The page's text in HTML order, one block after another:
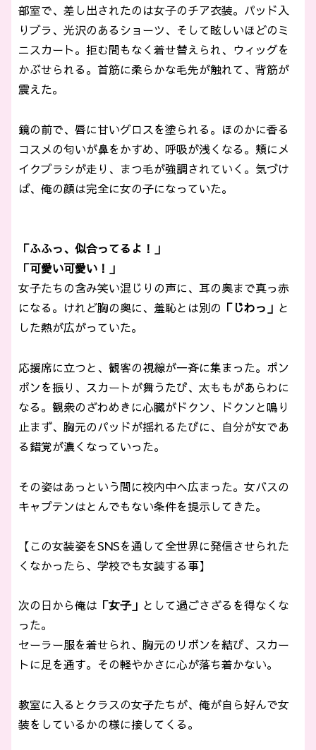
部室で、差し出されたのは女子のチア衣装。パッド入
りブラ、光沢のあるショーツ、そして眩しいほどのミ
ニスカート。拒む間もなく着せ替えられ、ウィッグを
かぶせられる。首筋に柔らかな毛先が触れて、背筋が
震えた。
鏡の前で、唇に甘いグロスを塗られる。ほのかに香る
コスメの匂いが鼻をかすめ、呼吸が浅くなる。頬にメ
イクブラシが走り、まつ毛が強調されていく。気づけ
ば、俺の顔は完全に女の子になっていた。
「ふふっ、似合ってるよ！」
「可愛い可愛い！」
女子たちの含み笑い混じりの声に、耳の奥まで真っ赤
になる。けれど胸の奥に、羞恥とは別の 「じわっ」 と
した熱が広がっていた。
応援席に立つと、観客の視線が一斉に集まった。ポン
ポンを振り、スカートが舞うたび、太ももがあらわに
なる。観衆のざわめきに心臓がドクン、ドクンと鳴り
止まず、胸元のパッドが揺れるたびに、自分が女であ
る錯覚が濃くなっていった。
その姿はあっという間に校内中へ広まった。女バスの
キャプテンはとんでもない条件を提示してきた。
【この女装姿をSNSを通して全世界に発信させられた
くなかったら、学校でも女装する事】
次の日から俺は 「女子」 として過ごさざるを得なくな
った。
セーラー服を着せられ、胸元のリボンを結び、スカー
トに足を通す。その軽やかさに心が落ち着かない。
教室に入るとクラスの女子たちが、俺が自ら好んで女
装をしているかの様に接してくる。